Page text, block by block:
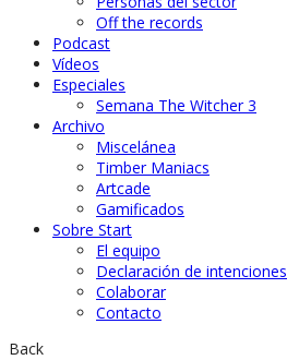
Off the records
Podcast
Vídeos
Especiales
Semana The Witcher 3
Archivo
Miscelánea
Timber Maniacs
Artcade
Gamificados
Sobre Start
El equipo
Declaración de intenciones
Colaborar
Contacto
Back